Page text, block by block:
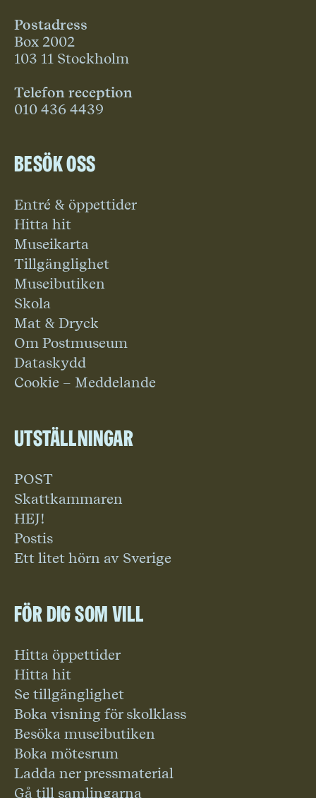
Postadress
Box 2002
103 11 Stockholm
Telefon reception
010 436 4439
Besök oss
Entré & öppettider
Hitta hit
Museikarta
Tillgänglighet
Museibutiken
Skola
Mat & Dryck
Om Postmuseum
Dataskydd
Cookie – Meddelande
Utställningar
POST
Skattkammaren
HEJ!
Postis
Ett litet hörn av Sverige
För dig som vill
Hitta öppettider
Hitta hit
Se tillgänglighet
Boka visning för skolklass
Besöka museibutiken
Boka mötesrum
Ladda ner pressmaterial
Gå till samlingarna